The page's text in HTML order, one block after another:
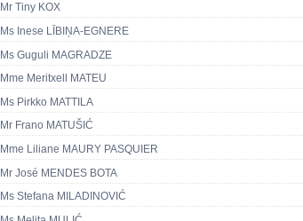
Mr Tiny KOX
Ms Inese LĪBIŅA-EGNERE
Ms Guguli MAGRADZE
Mme Meritxell MATEU
Ms Pirkko MATTILA
Mr Frano MATUŠIĆ
Mme Liliane MAURY PASQUIER
Mr José MENDES BOTA
Ms Stefana MILADINOVIĆ